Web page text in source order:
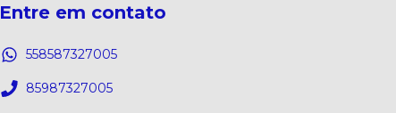
Entre em contato
558587327005
85987327005